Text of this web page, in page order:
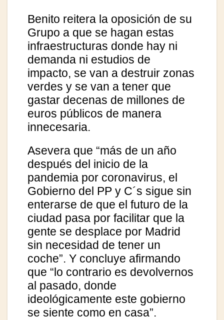
Benito reitera la oposición de su
Grupo a que se hagan estas
infraestructuras donde hay ni
demanda ni estudios de
impacto, se van a destruir zonas
verdes y se van a tener que
gastar decenas de millones de
euros públicos de manera
innecesaria.
Asevera que “más de un año
después del inicio de la
pandemia por coronavirus, el
Gobierno del PP y C´s sigue sin
enterarse de que el futuro de la
ciudad pasa por facilitar que la
gente se desplace por Madrid
sin necesidad de tener un
coche”. Y concluye afirmando
que “lo contrario es devolvernos
al pasado, donde
ideológicamente este gobierno
se siente como en casa”.